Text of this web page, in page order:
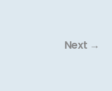
Next →